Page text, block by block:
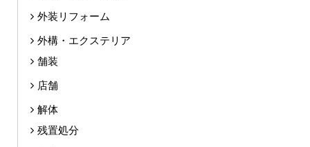
外装リフォーム
外構・エクステリア
舗装
店舗
解体
残置処分